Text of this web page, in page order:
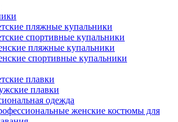
пляжные купальники
спортивные купальники
пляжные купальники
спортивные купальники
плавки
плавки
одежда
женские костюмы для